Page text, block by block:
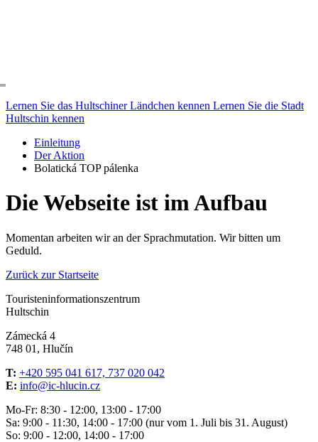
Lernen Sie das Hultschiner Ländchen kennen Lernen Sie die Stadt
Hultschin kennen
Einleitung
Der Aktion
Bolatická TOP pálenka
Die Webseite ist im Aufbau
Momentan arbeiten wir an der Sprachmutation. Wir bitten um
Geduld.
Zurück zur Startseite
Touristeninformationszentrum
Hultschin
Zámecká 4
748 01, Hlučín
T: +420 595 041 617, 737 020 042
E: info@ic-hlucin.cz
Mo-Fr: 8:30 - 12:00, 13:00 - 17:00
Sa: 9:00 - 11:30, 14:00 - 17:00 (nur vom 1. Juli bis 31. August)
So: 9:00 - 12:00, 14:00 - 17:00